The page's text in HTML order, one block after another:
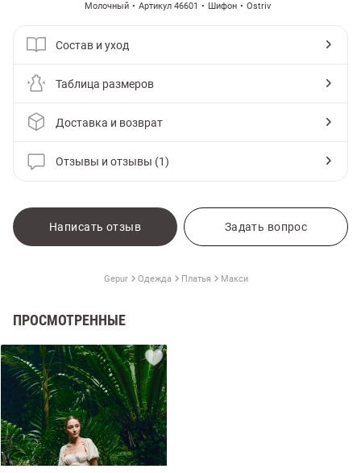
Молочный Артикул 46601 Шифон Ostriv
Состав и уход
Таблица размеров
Доставка и возврат
Отзывы и отзывы (1)
Написать отзыв Задать вопрос
Gepur Одежда Платья Макси
ПРОСМОТРЕННЫЕ